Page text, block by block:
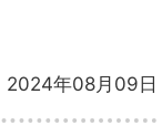
2024年08月09日